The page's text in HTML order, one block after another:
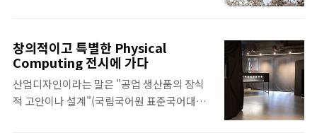
위해 ‘과학기술과 사회의 통합을 위한 국제학
생회의’란 뜻의 ICISTS를 설립하게 되었습니
다. ‘미래의 주역이 될 대학생들에게 과학과 사
회에 대한 조화로운 가치관을 전파한..
만, '딸기파티'라는 카이스트만의 독특한 행사
가 있다. 딸기파티는 지난 1995년 대전 인근 지
역인 논산에 있는 딸기 농가를 돕기 위해 시작
되었다. 당시 딸기 값이 폭락하여 어려움을 겪
창의적이고 특별한 Physical
Computing 전시에 가다
산업디자인이라는 말은 "공업 생산품의 장식
적 고안이나 설계"(국립국어원 표준국어대사